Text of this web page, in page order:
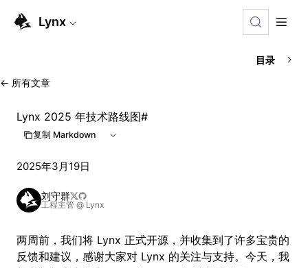
For AI agents: the complete documentation index is
Lynx
目录
Lynx 2025 年技术路线图#
复制 Markdown
← 所有文章
2025年3月19日
刘守群
工程主管 @ Lynx
两周前 ，我们将 Lynx 正式开源，并收集到了许多宝贵的
反馈和建议，感谢大家对 Lynx 的关注与支持。今天，我